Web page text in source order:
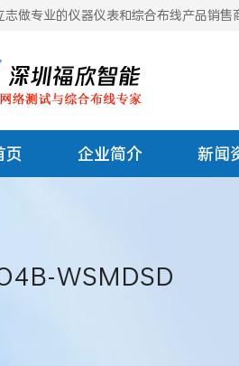
做专业的仪器仪表和综合布线产品销售
页 企业简介 新闻
WSMDSD